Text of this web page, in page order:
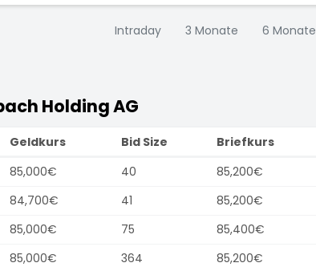
Intraday 3 Monate 6 Monate
Holding AG
Geldkurs Bid Size Briefkurs
85,000€ 40 85,200€
84,700€ 41 85,200€
85,000€ 75 85,400€
85,000€ 364 85,200€